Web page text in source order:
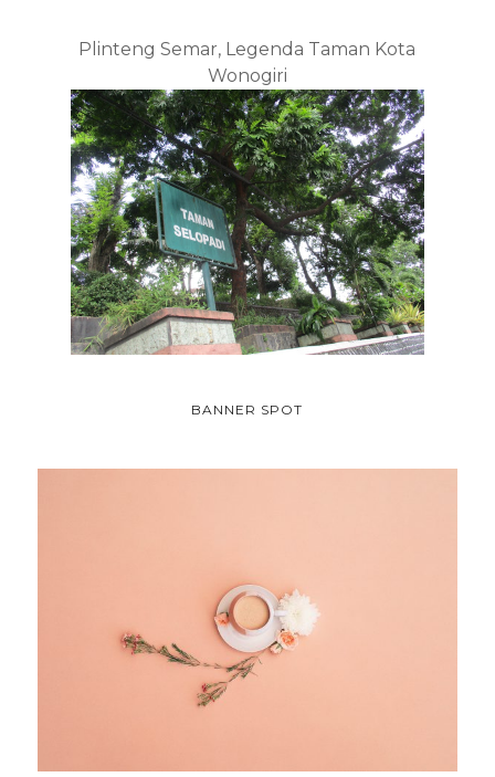
Plinteng Semar, Legenda Taman Kota
Wonogiri
BANNER SPOT